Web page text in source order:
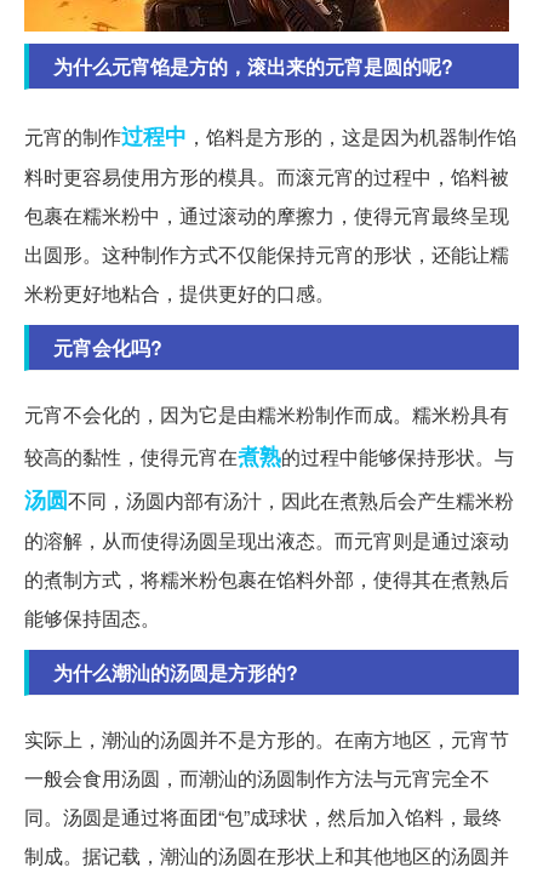
为什么元宵馅是方的，滚出来的元宵是圆的呢?
元宵的制作过程中 ，馅料是方形的，这是因为机器制作馅
料时更容易使用方形的模具。而滚元宵的过程中，馅料被
包裹在糯米粉中，通过滚动的摩擦力，使得元宵最终呈现
出圆形。这种制作方式不仅能保持元宵的形状，还能让糯
米粉更好地粘合，提供更好的口感。
元宵会化吗?
元宵不会化的，因为它是由糯米粉制作而成。糯米粉具有
较高的黏性，使得元宵在煮熟的过程中能够保持形状。与
汤圆不同，汤圆内部有汤汁，因此在煮熟后会产生糯米粉
的溶解，从而使得汤圆呈现出液态。而元宵则是通过滚动
的煮制方式，将糯米粉包裹在馅料外部，使得其在煮熟后
能够保持固态。
为什么潮汕的汤圆是方形的?
实际上，潮汕的汤圆并不是方形的。在南方地区，元宵节
一般会食用汤圆，而潮汕的汤圆制作方法与元宵完全不
同。汤圆是通过将面团“包”成球状，然后加入馅料，最终
制成。据记载，潮汕的汤圆在形状上和其他地区的汤圆并